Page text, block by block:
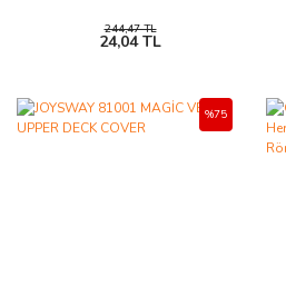
244,47 TL
24,04 TL
%75